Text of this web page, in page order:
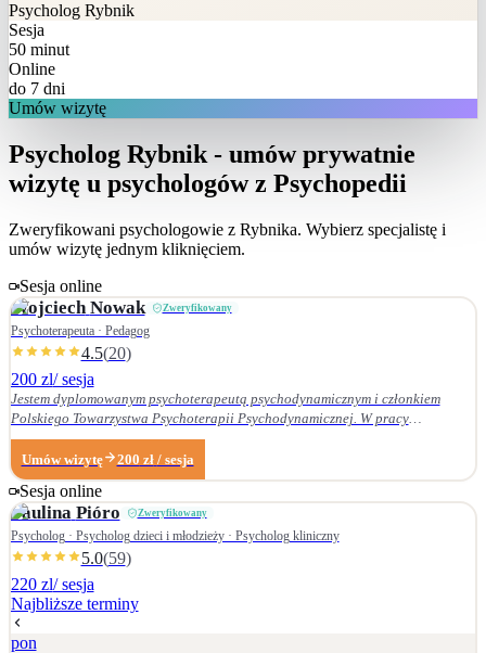
Psycholog Rybnik
Sesja
50 minut
Online
do 7 dni
Umów wizytę
Psycholog Rybnik - umów prywatnie
wizytę u psychologów z Psychopedii
Zweryfikowani psychologowie z Rybnika. Wybierz specjalistę i
umów wizytę jednym kliknięciem.
Sesja online
Wojciech Nowak Zweryfikowany
Psychoterapeuta · Pedagog
4.5(20)
200 zl/ sesja
Jestem dyplomowanym psychoterapeutą psychodynamicznym i członkiem
Polskiego Towarzystwa Psychoterapii Psychodynamicznej. W pracy
terapeutycznej wnikliwie słucham pacjenta i podążam za jego narracją. Moje
zainteresowania zawodowe obejmują przede wszystkim: • psychoterapię
zaburzeń osobowości, • zaburzenia nerwicowe i lękowe, • problematykę relacji
małżeńskich i rodzinnych. Nie zajmuję się terapią uzależnień. Ukończyłem
Wydział Nauk Pedagogicznych Dolnośląskiej Szkoły Wyższej we Wrocławiu —
w 2007 r. studia licencjackie (pedagogika rodzinna), a w 2009 r. magisterskie
(resocjalizacja). W 2016 r. ukończyłem czteroletnie szkolenie z psychoterapii
psychodynamicznej w Krakowskim Centrum Psychodynamicznym, a w styczniu
2020 r. uzyskałem dyplom psychoterapeuty psychodynamicznego. Od
ukończenia szkoły psychoterapii regularnie uczestniczę w konferencjach
Umów wizytę 200 zł / sesja
Sesja online
Paulina Pióro Zweryfikowany
Psycholog · Psycholog dzieci i młodzieży · Psycholog kliniczny
5.0(59)
220 zl/ sesja
Najbliższe terminy
pon